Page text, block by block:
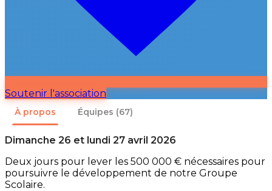
Soutenir l'association
À propos Équipes (67)
Dimanche 26 et lundi 27 avril 2026
Deux jours pour lever les 500 000 € nécessaires pour
poursuivre le développement de notre Groupe
Scolaire.